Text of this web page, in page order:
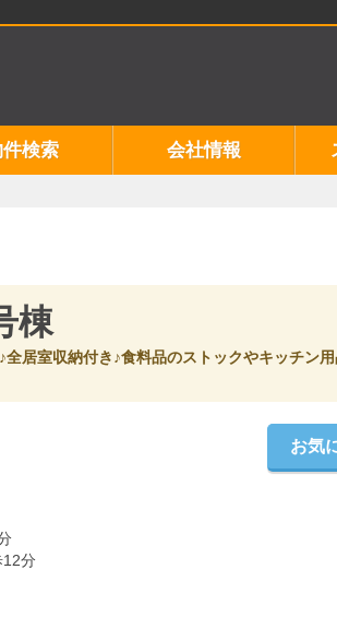
検索 会社情報
棟
居室収納付き♪食料品のストックやキッチン
お気
12分